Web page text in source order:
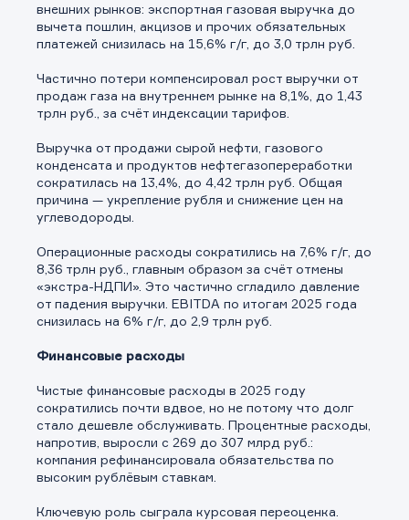
внешних рынков: экспортная газовая выручка до
вычета пошлин, акцизов и прочих обязательных
платежей снизилась на 15,6% г/г, до 3,0 трлн руб.
Частично потери компенсировал рост выручки от
продаж газа на внутреннем рынке на 8,1%, до 1,43
трлн руб., за счёт индексации тарифов.
Выручка от продажи сырой нефти, газового
конденсата и продуктов нефтегазопереработки
сократилась на 13,4%, до 4,42 трлн руб. Общая
причина — укрепление рубля и снижение цен на
углеводороды.
Операционные расходы сократились на 7,6% г/г, до
8,36 трлн руб., главным образом за счёт отмены
«экстра-НДПИ». Это частично сгладило давление
от падения выручки. EBITDA по итогам 2025 года
снизилась на 6% г/г, до 2,9 трлн руб.
Финансовые расходы
Чистые финансовые расходы в 2025 году
сократились почти вдвое, но не потому что долг
стало дешевле обслуживать. Процентные расходы,
напротив, выросли с 269 до 307 млрд руб.:
компания рефинансировала обязательства по
высоким рублёвым ставкам.
Ключевую роль сыграла курсовая переоценка.